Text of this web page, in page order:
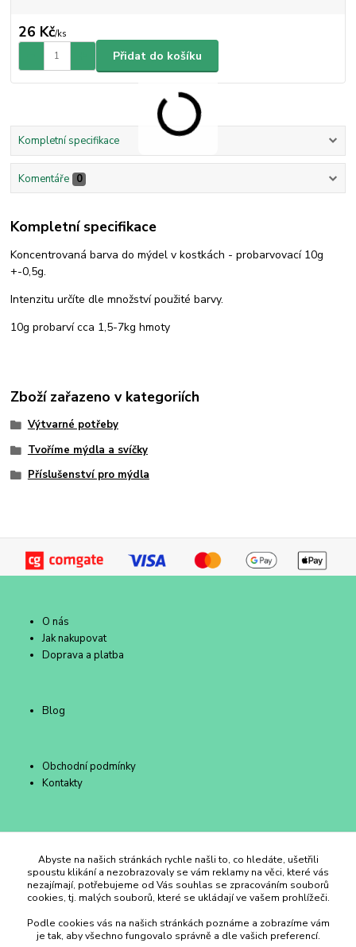
26 Kč/ks
Přidat do košíku
Kompletní specifikace
Komentáře 0
Kompletní specifikace
Koncentrovaná barva do mýdel v kostkách - probarvovací 10g
+-0,5g.
Intenzitu určíte dle množství použité barvy.
10g probarví cca 1,5-7kg hmoty
Zboží zařazeno v kategoriích
Výtvarné potřeby
Tvoříme mýdla a svíčky
Příslušenství pro mýdla
O nás
Jak nakupovat
Doprava a platba
Blog
Obchodní podmínky
Kontakty
Duhový Ateliér Kroměříž
+420 734 258 002
duhovyatelier@email.cz
Abyste na našich stránkách rychle našli to, co hledáte, ušetřili
spoustu klikání a nezobrazovaly se vám reklamy na věci, které vás
nezajímají, potřebujeme od Vás souhlas se zpracováním souborů
cookies, tj. malých souborů, které se ukládají ve vašem prohlížeči.
Podle cookies vás na našich stránkách poznáme a zobrazíme vám
je tak, aby všechno fungovalo správně a dle vašich preferencí.